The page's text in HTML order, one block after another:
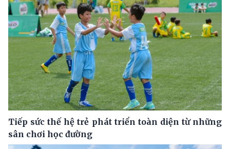
Tiếp sức thế hệ trẻ phát triển toàn diện từ những
sân chơi học đường